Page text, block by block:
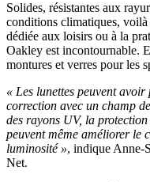
Solides, résistantes aux
conditions climatiques, voilà
dédiée aux loisirs ou à la
Oakley est incontournable.
montures et verres pour les
« Les lunettes peuvent
correction avec un champ
des rayons UV, la
peuvent même améliorer le
luminosité », indique Anne-
Net.